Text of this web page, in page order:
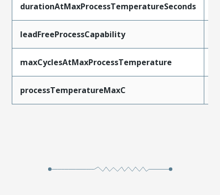
durationAtMaxProcessTemperatureSeconds
leadFreeProcessCapability
maxCyclesAtMaxProcessTemperature
processTemperatureMaxC